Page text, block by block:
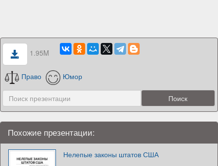
1.95M
Право Юмор
Похожие презентации:
Нелепые законы штатов США